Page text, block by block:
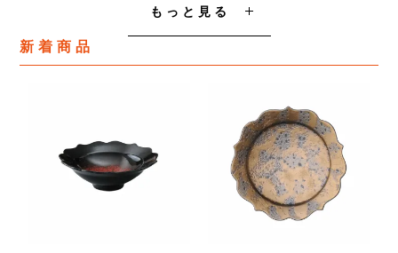
もっと見る
新着商品